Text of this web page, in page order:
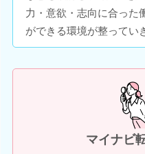
力・意欲・志向に合った
ができる環境が整ってい
マイナビ